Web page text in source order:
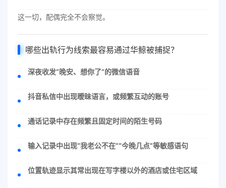
这一切，配偶完全不会察觉。
哪些出轨行为线索最容易通过华鲸被捕捉？
深夜收发“晚安、想你了”的微信语音
抖音私信中出现暧昧语言，或频繁互动的账号
通话记录中存在频繁且固定时间的陌生号码
输入记录中出现“我老公不在”“今晚几点”等敏感语句
位置轨迹显示其常出现在写字楼以外的酒店或住宅区域